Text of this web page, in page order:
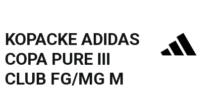
KOPACKE ADIDAS
COPA PURE III
CLUB FG/MG M